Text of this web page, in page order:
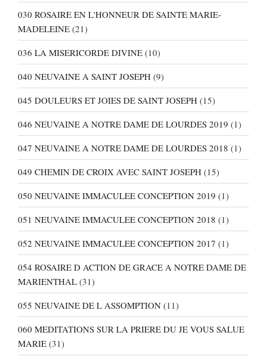
030 ROSAIRE EN L'HONNEUR DE SAINTE MARIE-
MADELEINE (21)
036 LA MISERICORDE DIVINE (10)
040 NEUVAINE A SAINT JOSEPH (9)
045 DOULEURS ET JOIES DE SAINT JOSEPH (15)
046 NEUVAINE A NOTRE DAME DE LOURDES 2019 (1)
047 NEUVAINE A NOTRE DAME DE LOURDES 2018 (1)
049 CHEMIN DE CROIX AVEC SAINT JOSEPH (15)
050 NEUVAINE IMMACULEE CONCEPTION 2019 (1)
051 NEUVAINE IMMACULEE CONCEPTION 2018 (1)
052 NEUVAINE IMMACULEE CONCEPTION 2017 (1)
054 ROSAIRE D ACTION DE GRACE A NOTRE DAME DE
MARIENTHAL (31)
055 NEUVAINE DE L ASSOMPTION (11)
060 MEDITATIONS SUR LA PRIERE DU JE VOUS SALUE
MARIE (31)